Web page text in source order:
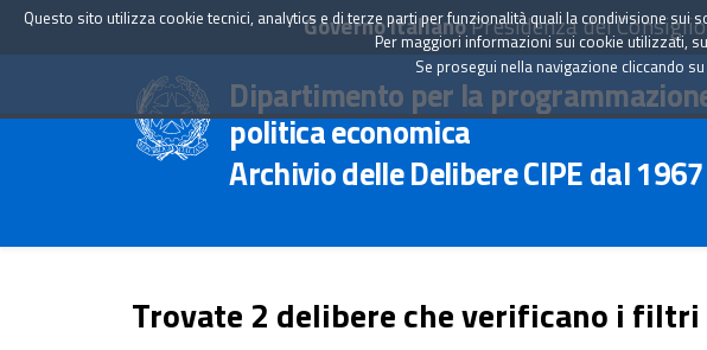
Governo ItalianoPresidenza del
Dipartimento per la
politica economica
Archivio delle Delibere CIPE dal
Trovate 2 delibere che verificano i
Questo sito utilizza cookie tecnici, analytics e di terze parti per funzionalità quali la condivisione
Per maggiori informazioni sui cookie utilizzati,
Se prosegui nella navigazione cliccando